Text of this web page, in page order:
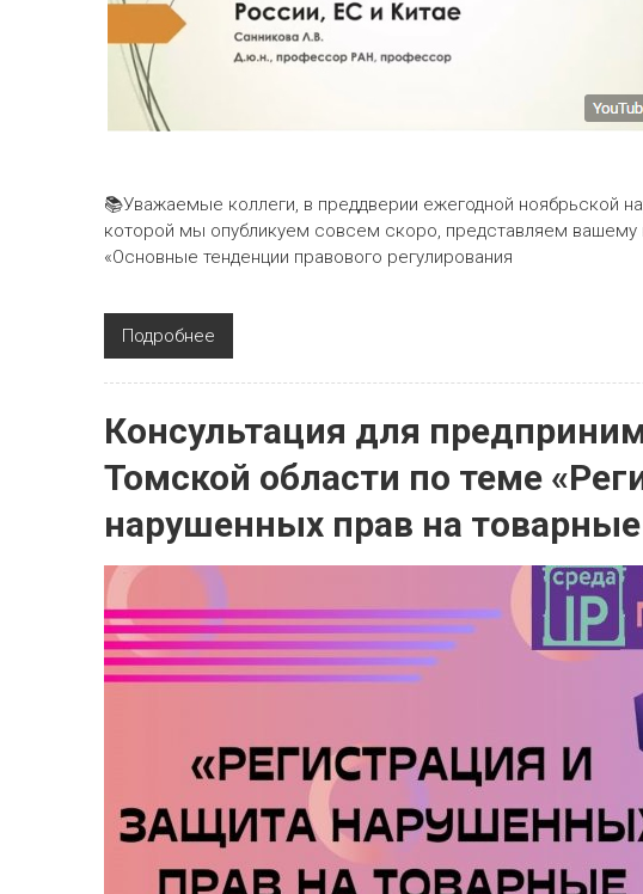
📚Уважаемые коллеги, в преддверии ежегодной ноябрьской
которой мы опубликуем совсем скоро, представляем вашему
«Основные тенденции правового регулирования
Подробнее
Консультация для
Томской области по теме
нарушенных прав на товарные